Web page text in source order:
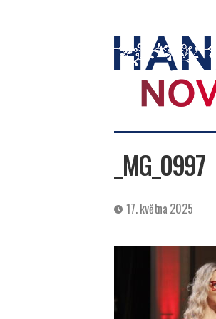
novinky
_MG_0997
Datum
příspěvku
17. května 2025